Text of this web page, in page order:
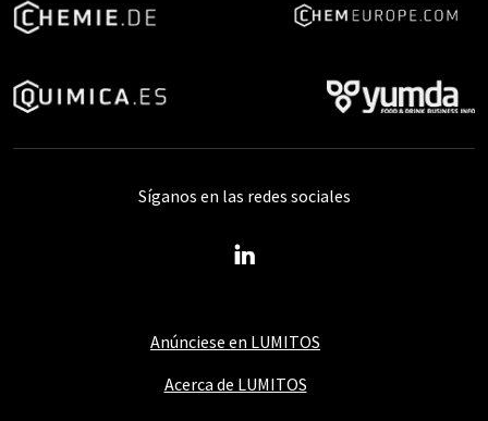
Anúnciese en LUMITOS
Acerca de LUMITOS
Síganos en las redes sociales